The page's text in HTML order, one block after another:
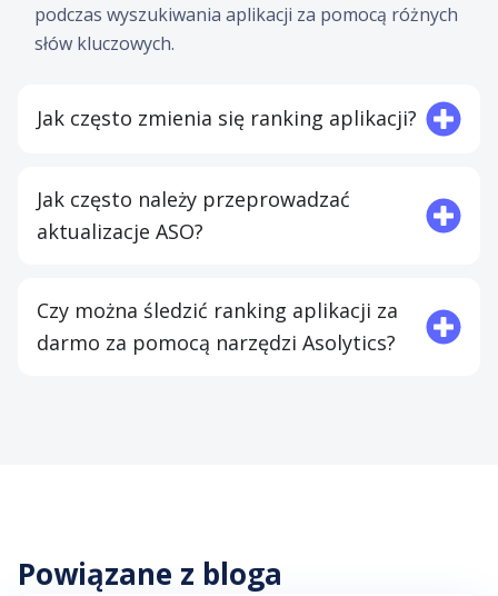
podczas wyszukiwania aplikacji za pomocą różnych
słów kluczowych.
Jak często zmienia się ranking aplikacji?
Jak często należy przeprowadzać
aktualizacje ASO?
Czy można śledzić ranking aplikacji za
darmo za pomocą narzędzi Asolytics?
Powiązane z bloga